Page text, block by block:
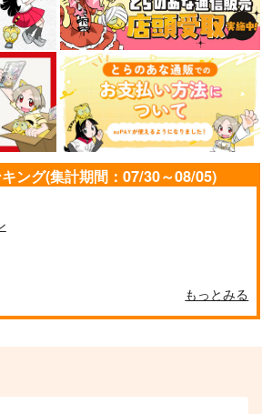
作品詳細 作品詳細
ング(集計期間：07/30～08/05)
もっとみる